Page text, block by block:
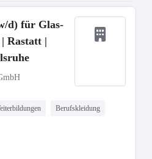
d) für Glas-
Rastatt |
Berufskleidung